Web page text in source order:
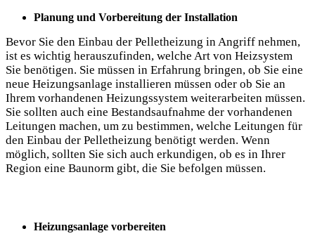
Planung und Vorbereitung der Installation
Bevor Sie den Einbau der Pelletheizung in Angriff nehmen,
ist es wichtig herauszufinden, welche Art von Heizsystem
Sie benötigen. Sie müssen in Erfahrung bringen, ob Sie eine
neue Heizungsanlage installieren müssen oder ob Sie an
Ihrem vorhandenen Heizungssystem weiterarbeiten müssen.
Sie sollten auch eine Bestandsaufnahme der vorhandenen
Leitungen machen, um zu bestimmen, welche Leitungen für
den Einbau der Pelletheizung benötigt werden. Wenn
möglich, sollten Sie sich auch erkundigen, ob es in Ihrer
Region eine Baunorm gibt, die Sie befolgen müssen.
Heizungsanlage vorbereiten